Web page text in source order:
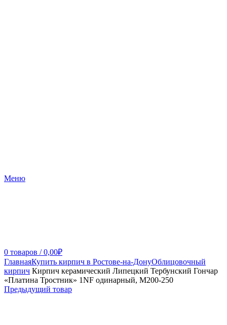
Меню
0 товаров / 0,00₽
ГлавнаяКупить кирпич в Ростове-на-ДонуОблицовочный
кирпич Кирпич керамический Липецкий Тербунский Гончар
«Платина Тростник» 1NF одинарный, М200-250
Предыдущий товар